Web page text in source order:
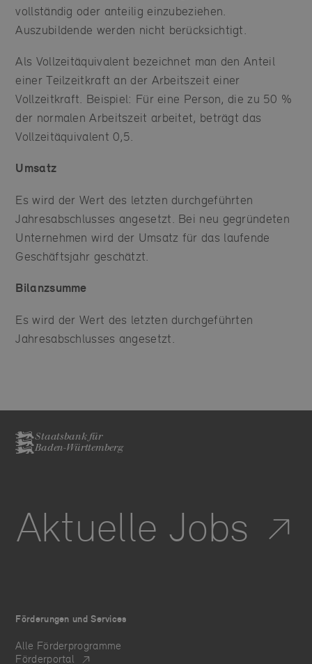
vollständig oder anteilig einzubeziehen.
Auszubildende werden nicht berücksichtigt.
Als Vollzeitäquivalent bezeichnet man den Anteil
einer Teilzeitkraft an der Arbeitszeit einer
Vollzeitkraft. Beispiel: Für eine Person, die zu 50 %
der normalen Arbeitszeit arbeitet, beträgt das
Vollzeitäquivalent 0,5.
Umsatz
Es wird der Wert des letzten durchgeführten
Jahresabschlusses angesetzt. Bei neu gegründeten
Unternehmen wird der Umsatz für das laufende
Geschäftsjahr geschätzt.
Bilanzsumme
Es wird der Wert des letzten durchgeführten
Jahresabschlusses angesetzt.
Staatsbank für
Baden-Württemberg
Aktuelle Jobs
Förderungen und Services
Alle Förderprogramme
Förderportal